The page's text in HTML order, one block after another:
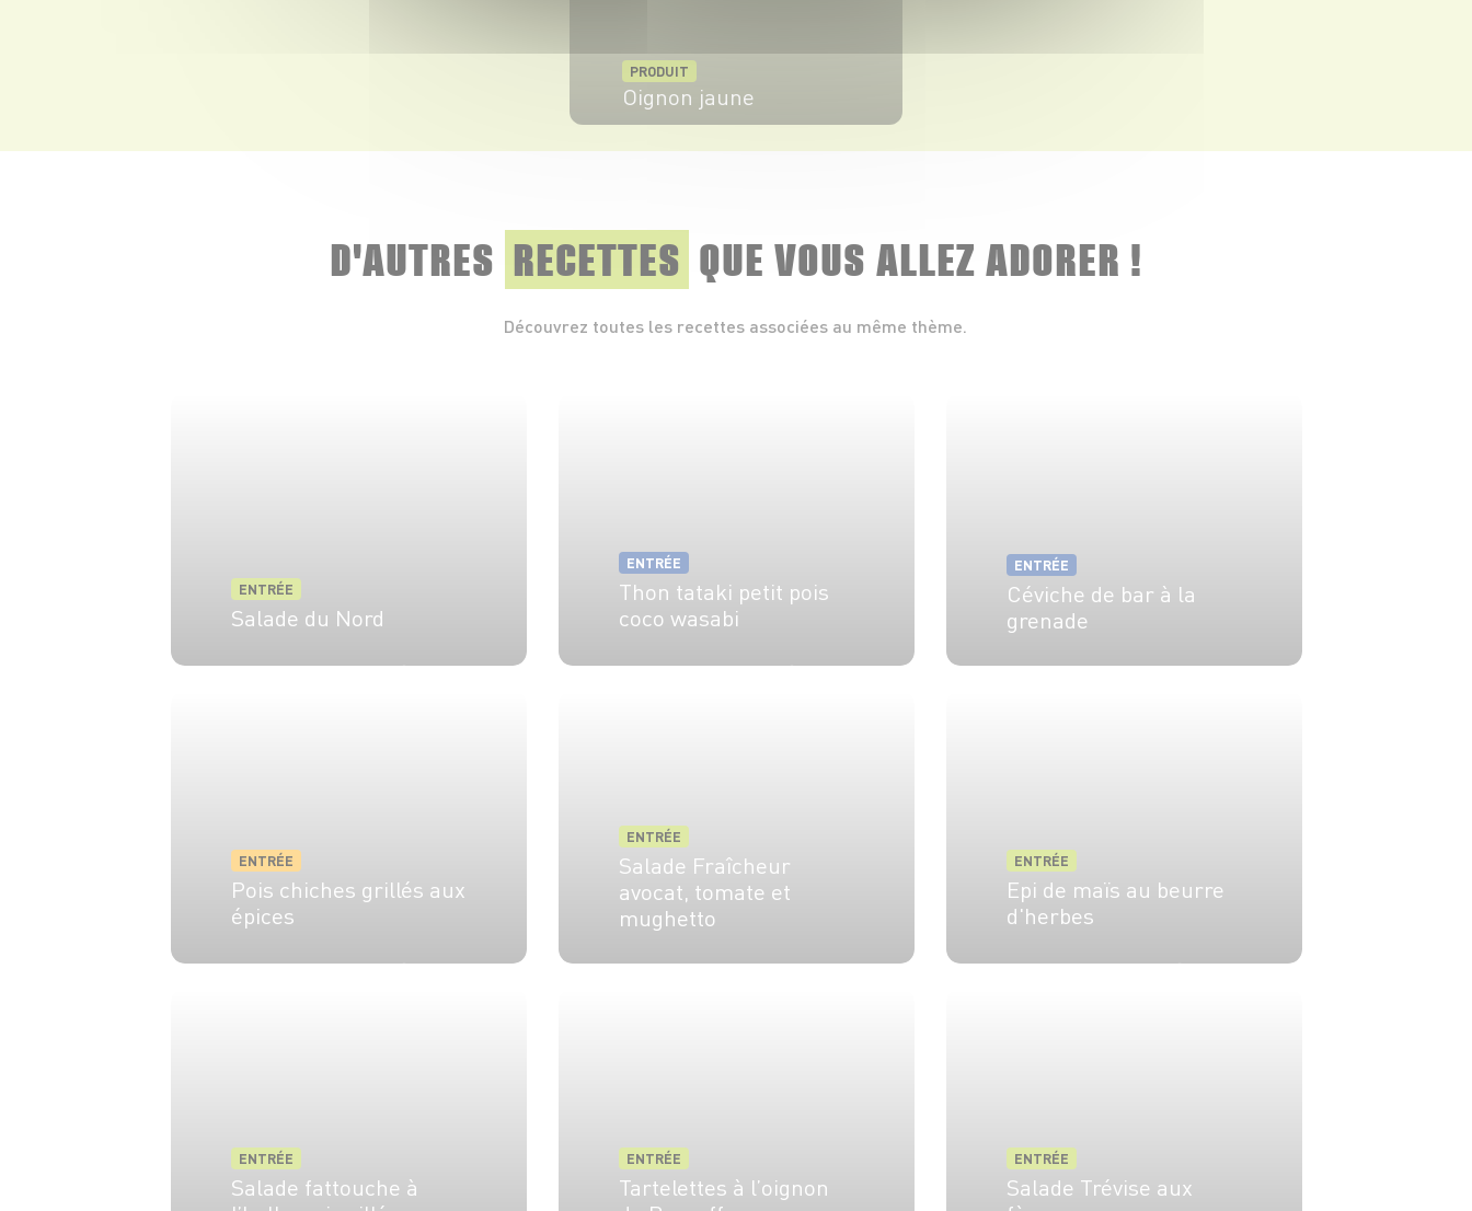
PRODUIT
Oignon jaune
D'AUTRES RECETTES QUE VOUS ALLEZ ADORER !
Découvrez toutes les recettes associées au même thème.
ENTRÉE
Salade du Nord
ENTRÉE
Thon tataki petit pois
coco wasabi
ENTRÉE
Céviche de bar à la
grenade
ENTRÉE
Pois chiches grillés aux
épices
ENTRÉE
Salade Fraîcheur
avocat, tomate et
mughetto
ENTRÉE
Epi de maïs au beurre
d'herbes
ENTRÉE
Salade fattouche à
ENTRÉE
Tartelettes à l’oignon
ENTRÉE
Salade Trévise aux